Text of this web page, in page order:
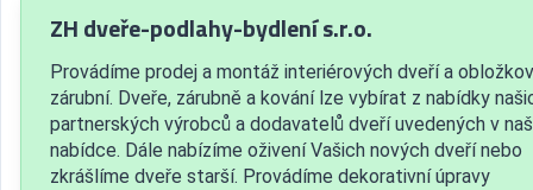
ZH dveře-podlahy-bydlení s.r.o.
Provádíme prodej a montáž interiérových dveří a
zárubní. Dveře, zárubně a kování lze vybírat z nabídky
partnerských výrobců a dodavatelů dveří uvedených v
nabídce. Dále nabízíme oživení Vašich nových dveří nebo
zkrášlíme dveře starší. Provádíme dekorativní úpravy